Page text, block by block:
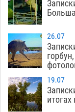
26.07
19.07